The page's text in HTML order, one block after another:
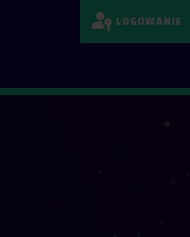
LOGOWANIE